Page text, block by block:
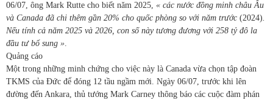
06/07, ông Mark Rutte cho biết năm 2025, « các nước đồng minh châu Âu
và Canada đã chi thêm gần 20% cho quốc phòng so với năm trước (2024).
Nếu tính cả năm 2025 và 2026, con số này tương đương với 258 tỷ đô la
đầu tư bổ sung ».
Quảng cáo
Một trong những minh chứng cho việc này là Canada vừa chọn tập đoàn
TKMS của Đức để đóng 12 tầu ngầm mới. Ngày 06/07, trước khi lên
đường đến Ankara, thủ tướng Mark Carney thông báo các cuộc đàm phán